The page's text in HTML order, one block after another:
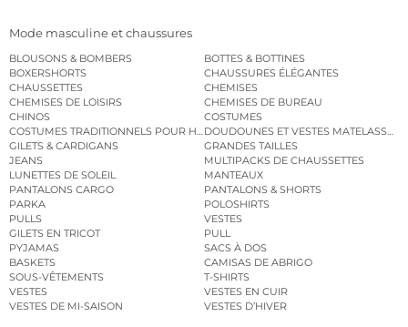
Mode masculine et chaussures
BLOUSONS & BOMBERS
BOTTES & BOTTINES
BOXERSHORTS
CHAUSSURES ÉLÉGANTES
CHAUSSETTES
CHEMISES
CHEMISES DE LOISIRS
CHEMISES DE BUREAU
CHINOS
COSTUMES
COSTUMES TRADITIONNELS POUR HOMMEDOUDOUNES ET VESTES MATELASSÉES
GILETS & CARDIGANS
GRANDES TAILLES
JEANS
MULTIPACKS DE CHAUSSETTES
LUNETTES DE SOLEIL
MANTEAUX
PANTALONS CARGO
PANTALONS & SHORTS
PARKA
POLOSHIRTS
PULLS
VESTES
GILETS EN TRICOT
PULL
PYJAMAS
SACS À DOS
BASKETS
CAMISAS DE ABRIGO
SOUS-VÊTEMENTS
T-SHIRTS
VESTES
VESTES EN CUIR
VESTES DE MI-SAISON
VESTES D’HIVER